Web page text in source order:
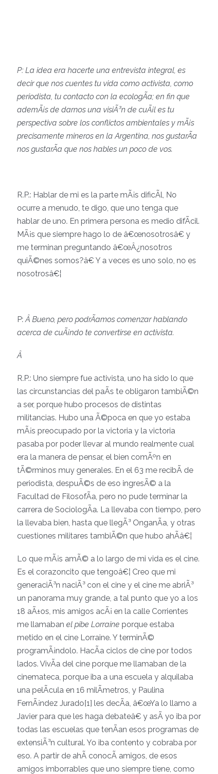
P: La idea era hacerte una entrevista integral, es
decir que nos cuentes tu vida como activista, como
periodista, tu contacto con la ecologÃ­a; en fin que
ademÃ¡s de darnos una visiÃ³n de cuÃ¡l es tu
perspectiva sobre los conflictos ambientales y mÃ¡s
precisamente mineros en la Argentina, nos gustarÃ­a
nos gustarÃ­a que nos hables un poco de vos.
R.P.: Hablar de mi es la parte mÃ¡s dificÃ­l, No
ocurre a menudo, te digo, que uno tenga que
hablar de uno. En primera persona es medio difÃ­cil.
MÃ¡s que siempre hago lo de â€œnosotrosâ€ y
me terminan preguntando â€œÂ¿nosotros
quiÃ©nes somos?â€ Y a veces es uno solo, no es
nosotrosâ€¦
P:Â Bueno, pero podrÃ­amos comenzar hablando
acerca de cuÃ¡ndo te convertirse en activista.
Â
R.P.: Uno siempre fue activista, uno ha sido lo que
las circunstancias del paÃ­s te obligaron tambiÃ©n
a ser, porque hubo procesos de distintas
militancias. Hubo una Ã©poca en que yo estaba
mÃ¡s preocupado por la victoria y la victoria
pasaba por poder llevar al mundo realmente cual
era la manera de pensar, el bien comÃºn en
tÃ©rminos muy generales. En el 63 me recibÃ­ de
periodista, despuÃ©s de eso ingresÃ© a la
Facultad de FilosofÃ­a, pero no pude terminar la
carrera de SociologÃ­a. La llevaba con tiempo, pero
la llevaba bien, hasta que llegÃ³ OnganÃ­a, y otras
cuestiones militares tambiÃ©n que hubo ahÃ­â€¦
Lo que mÃ¡s amÃ© a lo largo de mi vida es el cine.
Es el corazoncito que tengoâ€¦ Creo que mi
generaciÃ³n naciÃ³ con el cine y el cine me abriÃ³
un panorama muy grande, a tal punto que yo a los
18 aÃ±os, mis amigos acÃ¡ en la calle Corrientes
me llamaban el pibe Lorraine porque estaba
metido en el cine Lorraine. Y terminÃ©
programÃ¡ndolo. HacÃ­a ciclos de cine por todos
lados. VivÃ­a del cine porque me llamaban de la
cinemateca, porque iba a una escuela y alquilaba
una pelÃ­cula en 16 milÃ­metros, y Paulina
FernÃ¡ndez Jurado[1] les decÃ­a, â€œYa lo llamo a
Javier para que les haga debateâ€ y asÃ­ yo iba por
todas las escuelas que tenÃ­an esos programas de
extensiÃ³n cultural. Yo iba contento y cobraba por
eso. A partir de ahÃ­ conocÃ­ amigos, de esos
amigos imborrables que uno siempre tiene, como